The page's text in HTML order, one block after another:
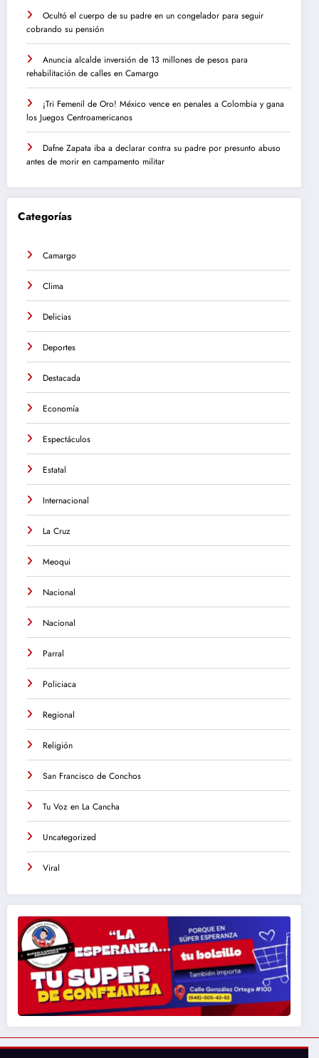
Ocultó el cuerpo de su padre en un congelador para seguir
cobrando su pensión
Anuncia alcalde inversión de 13 millones de pesos para
rehabilitación de calles en Camargo
¡Tri Femenil de Oro! México vence en penales a Colombia y gana
los Juegos Centroamericanos
Dafne Zapata iba a declarar contra su padre por presunto abuso
antes de morir en campamento militar
Categorías
Camargo
Clima
Delicias
Deportes
Destacada
Economía
Espectáculos
Estatal
Internacional
La Cruz
Meoqui
Nacional
Nacional
Parral
Policiaca
Regional
Religión
San Francisco de Conchos
Tu Voz en La Cancha
Uncategorized
Viral